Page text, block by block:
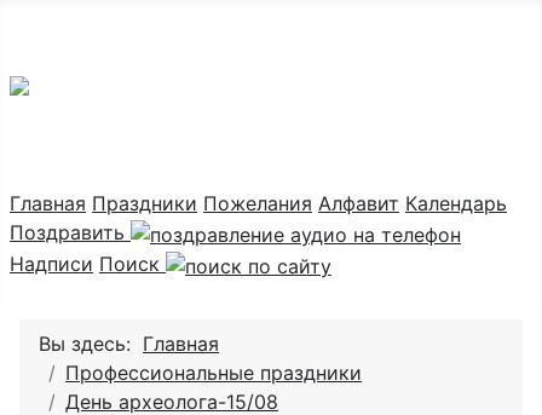
Главная Праздники Пожелания Алфавит Календарь
Поздравить
Надписи Поиск
Вы здесь: Главная
Профессиональные праздники
День археолога-15/08